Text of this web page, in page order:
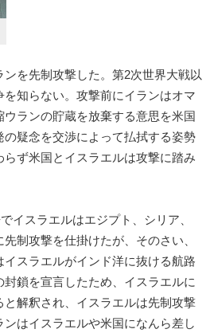
を先制攻撃した。第2次世界大戦以
を知らない。攻撃前にイランはオマ
ランの貯蔵を放棄する意思を米国
疑念を交渉によって払拭する姿勢
らず米国とイスラエルは攻撃に踏み
イスラエルはエジプト、シリア、
制攻撃を仕掛けたが、そのさい、
スラエルがインド洋に抜ける航路
鎖を宣言したため、イスラエルに
と解釈され、イスラエルは先制攻撃
はイスラエルや米国になんら差し